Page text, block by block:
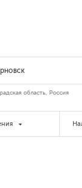
область, Россия